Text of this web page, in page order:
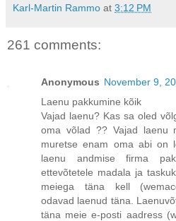
Karl-Martin Rammo at 3:12 PM
261 comments:
Anonymous November 9,
Laenu pakkumine kõik
Vajad laenu? Kas sa oled
oma võlad ?? Vajad laenu
muretse enam oma abi on
laenu andmise firma
ettevõtetele madala ja
meiega täna kell
odavad laenud täna.
täna meie e-posti aadress